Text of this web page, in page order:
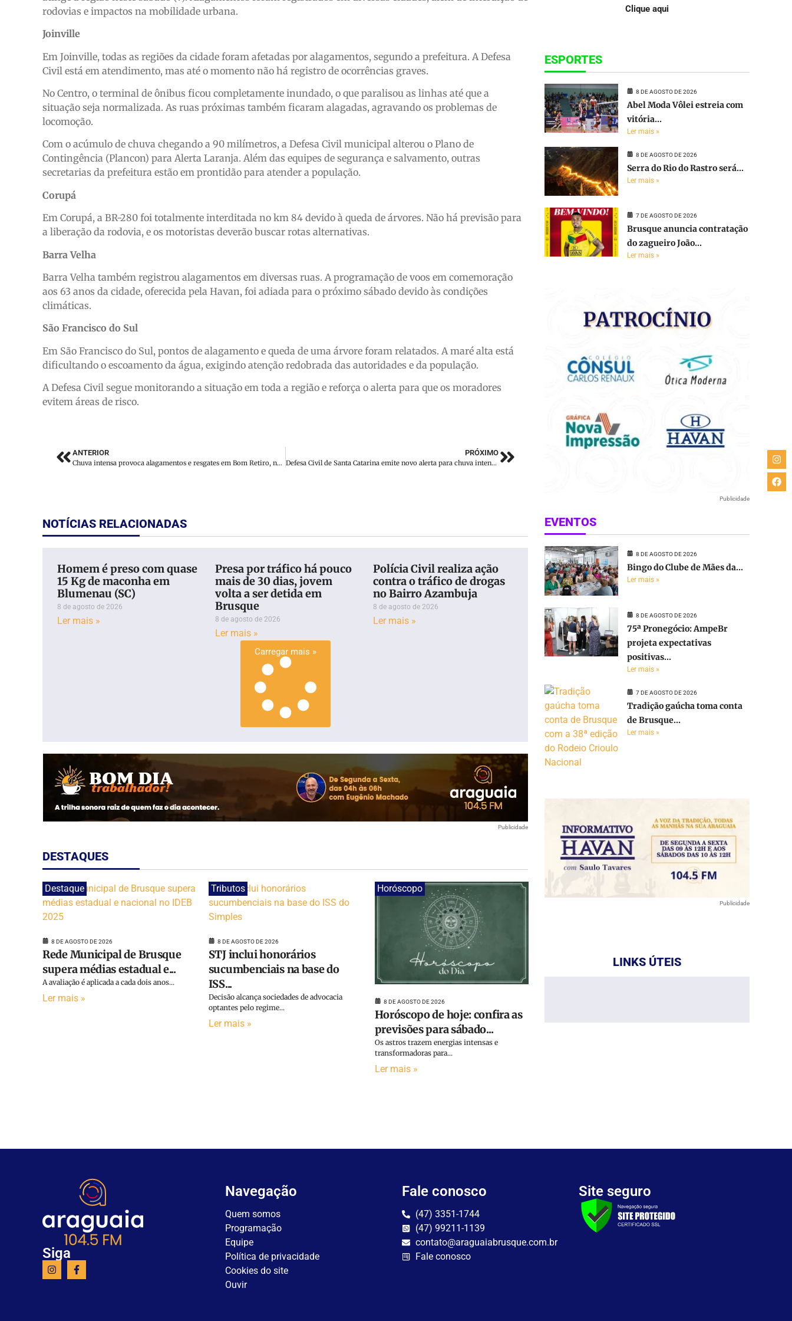
rodovias e impactos na mobilidade urbana.
Joinville
Em Joinville, todas as regiões da cidade foram afetadas por alagamentos, segundo a prefeitura. A Defesa
Civil está em atendimento, mas até o momento não há registro de ocorrências graves.
No Centro, o terminal de ônibus ficou completamente inundado, o que paralisou as linhas até que a
situação seja normalizada. As ruas próximas também ficaram alagadas, agravando os problemas de
locomoção.
Com o acúmulo de chuva chegando a 90 milímetros, a Defesa Civil municipal alterou o Plano de
Contingência (Plancon) para Alerta Laranja. Além das equipes de segurança e salvamento, outras
secretarias da prefeitura estão em prontidão para atender a população.
Corupá
Em Corupá, a BR-280 foi totalmente interditada no km 84 devido à queda de árvores. Não há previsão para
a liberação da rodovia, e os motoristas deverão buscar rotas alternativas.
Barra Velha
Barra Velha também registrou alagamentos em diversas ruas. A programação de voos em comemoração
aos 63 anos da cidade, oferecida pela Havan, foi adiada para o próximo sábado devido às condições
climáticas.
São Francisco do Sul
Em São Francisco do Sul, pontos de alagamento e queda de uma árvore foram relatados. A maré alta está
dificultando o escoamento da água, exigindo atenção redobrada das autoridades e da população.
A Defesa Civil segue monitorando a situação em toda a região e reforça o alerta para que os moradores
evitem áreas de risco.
ANTERIOR
Chuva intensa provoca alagamentos e resgates em Bom Retiro, na Serra Catarinense
PRÓXIMO
Defesa Civil de Santa Catarina emite novo alerta para chuva intensa e volumosa
NOTÍCIAS RELACIONADAS
Homem é preso com quase
15 Kg de maconha em
Blumenau (SC)
8 de agosto de 2026
Ler mais »
Presa por tráfico há pouco
mais de 30 dias, jovem
volta a ser detida em
Brusque
8 de agosto de 2026
Ler mais »
Polícia Civil realiza ação
contra o tráfico de drogas
no Bairro Azambuja
8 de agosto de 2026
Ler mais »
Carregar mais »
Publicidade
DESTAQUES
Destaque
8 DE AGOSTO DE 2026
Rede Municipal de Brusque
supera médias estadual e...
A avaliação é aplicada a cada dois anos...
Ler mais »
Tributos
8 DE AGOSTO DE 2026
STJ inclui honorários
sucumbenciais na base do
ISS...
Decisão alcança sociedades de advocacia
optantes pelo regime...
Ler mais »
Horóscopo
8 DE AGOSTO DE 2026
Horóscopo de hoje: confira as
previsões para sábado...
Os astros trazem energias intensas e
transformadoras para...
Ler mais »
Clique aqui
ESPORTES
8 DE AGOSTO DE 2026
Abel Moda Vôlei estreia com
vitória...
Ler mais »
8 DE AGOSTO DE 2026
Serra do Rio do Rastro será...
Ler mais »
7 DE AGOSTO DE 2026
Brusque anuncia contratação
do zagueiro João...
Ler mais »
Publicidade
EVENTOS
8 DE AGOSTO DE 2026
Bingo do Clube de Mães da...
Ler mais »
8 DE AGOSTO DE 2026
75ª Pronegócio: AmpeBr
projeta expectativas
positivas...
Ler mais »
7 DE AGOSTO DE 2026
Tradição gaúcha toma conta
de Brusque...
Ler mais »
Publicidade
LINKS ÚTEIS
Siga
Navegação
Quem somos
Programação
Equipe
Política de privacidade
Cookies do site
Ouvir
Fale conosco
(47) 3351-1744
(47) 99211-1139
contato@araguaiabrusque.com.br
Fale conosco
Site seguro